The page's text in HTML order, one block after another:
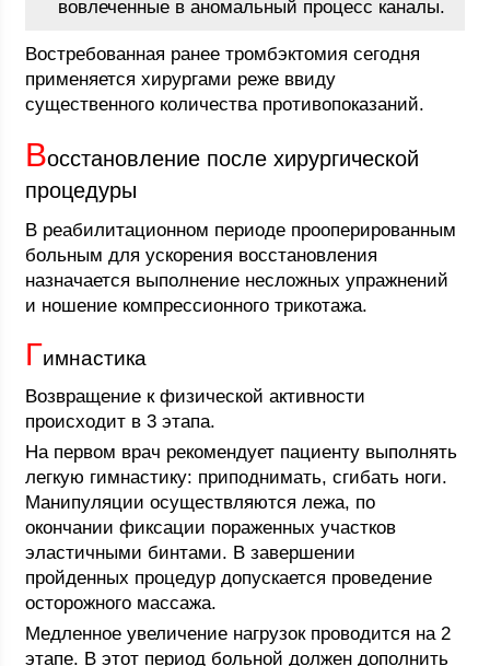
вовлеченные в аномальный процесс каналы.
Востребованная ранее тромбэктомия сегодня
применяется хирургами реже ввиду
существенного количества противопоказаний.
Восстановление после хирургической
процедуры
В реабилитационном периоде прооперированным
больным для ускорения восстановления
назначается выполнение несложных упражнений
и ношение компрессионного трикотажа.
Гимнастика
Возвращение к физической активности
происходит в 3 этапа.
На первом врач рекомендует пациенту выполнять
легкую гимнастику: приподнимать, сгибать ноги.
Манипуляции осуществляются лежа, по
окончании фиксации пораженных участков
эластичными бинтами. В завершении
пройденных процедур допускается проведение
осторожного массажа.
Медленное увеличение нагрузок проводится на 2
этапе. В этот период больной должен дополнить